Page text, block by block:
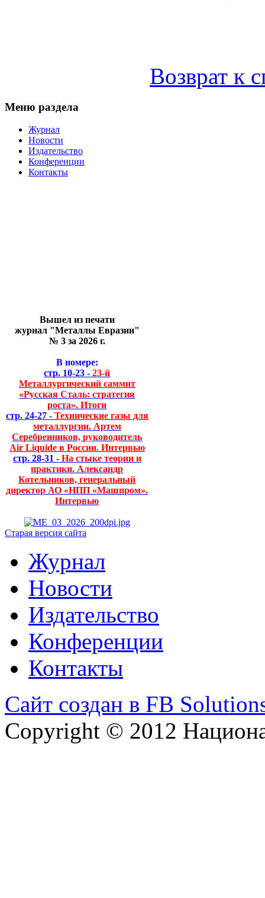
Возврат к
Меню раздела
Журнал
Новости
Издательство
Конференции
Контакты
Вышел из печати
журнал "Металлы Евразии"
№ 3 за 2026 г.
В номере:
стр. 10-23 - 23-й
Металлургический саммит
«Русская Сталь: стратегия
роста». Итоги
стр. 24-27 - Технические газы для
металлургии. Артем
Серебренников, руководитель
Air Liquide в России. Интервью
стр. 28-31 - На стыке теории и
практики. Александр
Котельников, генеральный
директор АО «НПП «Машпром».
Интервью
Старая версия сайта
Журнал
Новости
Издательство
Конференции
Контакты
Сайт создан в FB
Copyright © 2012